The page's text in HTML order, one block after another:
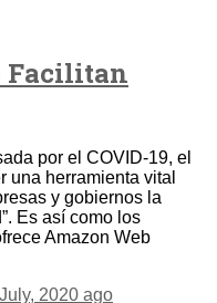
Facilitan
por el COVID-19, el
una herramienta vital
y gobiernos la
Es así como los
Amazon Web
2020 ago